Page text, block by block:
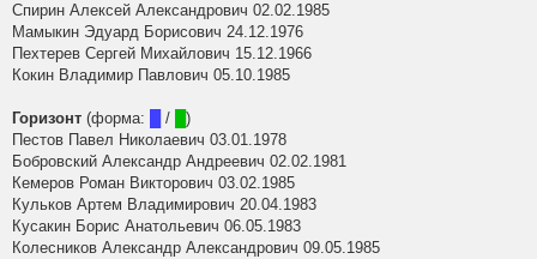
Спирин Алексей Александрович 02.02.1985
Мамыкин Эдуард Борисович 24.12.1976
Пехтерев Сергей Михайлович 15.12.1966
Кокин Владимир Павлович 05.10.1985
Горизонт (форма: /
)
Пестов Павел Николаевич 03.01.1978
Бобровский Александр Андреевич 02.02.1981
Кемеров Роман Викторович 03.02.1985
Кульков Артем Владимирович 20.04.1983
Кусакин Борис Анатольевич 06.05.1983
Колесников Александр Александрович 09.05.1985